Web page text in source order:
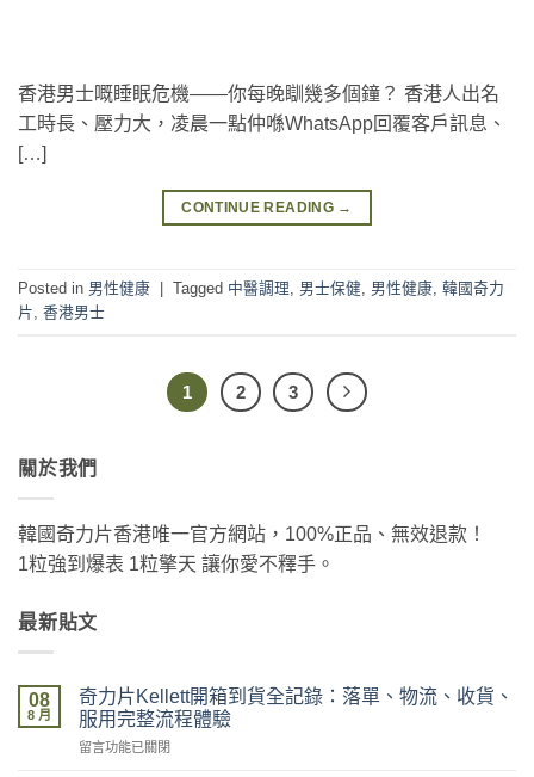
香港男士嘅睡眠危機——你每晚瞓幾多個鐘？ 香港人出名
工時長、壓力大，凌晨一點仲喺WhatsApp回覆客戶訊息、
[…]
CONTINUE READING →
Posted in 男性健康 Tagged 中醫調理 男士保健 男性健康 韓國奇力
片 香港男士
1 2 3
關於我們
韓國奇力片香港唯一官方網站，100%正品、無效退款！
1粒強到爆表 1粒擎天 讓你愛不釋手。
最新貼文
08
8 月
奇力片Kellett開箱到貨全記錄：落單、物流、收貨、
服用完整流程體驗
在
留言功能已關閉